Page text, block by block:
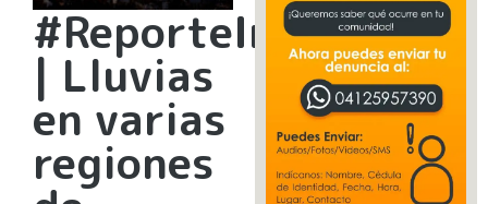
#ReporteInameh
| Lluvias
en varias
regiones